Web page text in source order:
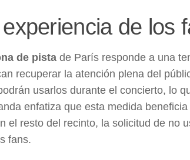
de los
de pista de París responde a una
recuperar la atención plena del
usarlos durante el concierto, lo
enfatiza que esta medida
el resto del recinto, la solicitud de no
fans.